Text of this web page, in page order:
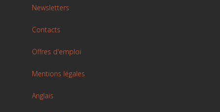
Newsletters
Contacts
Offres d'emploi
Mentions légales
Anglais